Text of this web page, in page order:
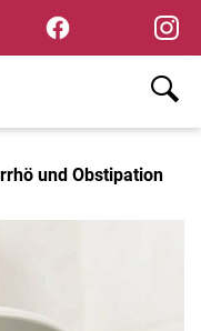
und Obstipation
×